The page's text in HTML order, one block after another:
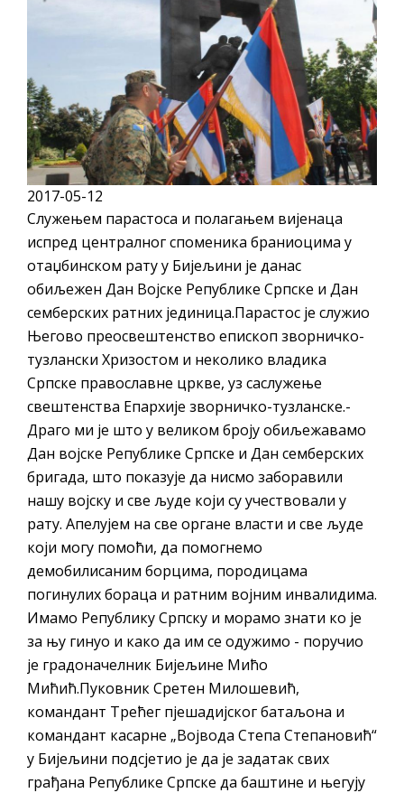
ДОДАТАК ЗА ДЕМОБИЛИСАНЕ БОРЦЕ
ВОЈСКЕ РЕПУБЛИКЕ СРПСКЕ У СТАЊУ
СОЦИЈАЛНЕ ПОТРЕБЕ
ЈАВНИ ПОЗИВ ЗА НАЈЉЕПШЕ УРЕЂЕНО
ДВОРИШТЕ ИНДИВИДУАЛНИХ
ДОМАЋИНСТАВА, ДВОРИШТЕ
ЗАЈЕДНИЦА ЕТАЖНИХ ВЛАСНИКА И ЈАВНИ
ТЕРИТОРИЈИ ГРАДА БИЈЕЉИНА
Oд 27. јула пријем захтјева за новчану
помоћ за набавку школског прибора
основцима
Обрасци захтјева за регресирано
гориво доступни од 13. марта до 15.
новембра
Захтјев за издавање ПОНОСНЕ КАРТИЦЕ
Обавјештење о забрани саобраћаја 6. и
7. августа
Обавјештење за предузетника - Вера
Ујић
ЈАВНИ ПОЗИВ ЗА ПРИЈАВУ
НЕПРОПИСНОГ ОДЛАГАЊА ОТПАДА УЗ
ДОДЈЕЛУ ФИНАНСИЈСКЕ НАГРАДЕ
2017-05-12
Служењем парастоса и полагањем вијенаца
испред централног споменика браниоцима у
отаџбинском рату у Бијељини је данас
обиљежен Дан Војске Републике Српске и Дан
семберских ратних јединица.Парастос је служио
Његово преосвештенство епископ зворничко-
тузлански Хризостом и неколико владика
Српске православне цркве, уз саслужење
свештенства Епархије зворничко-тузланске.-
Драго ми је што у великом броју обиљежавамо
Дан војске Републике Српске и Дан семберских
бригада, што показује да нисмо заборавили
нашу војску и све људе који су учествовали у
рату. Апелујем на све органе власти и све људе
који могу помоћи, да помогнемо
демобилисаним борцима, породицама
погинулих бораца и ратним војним инвалидима.
Имамо Републику Српску и морамо знати ко је
за њу гинуо и како да им се одужимо - поручио
је градоначелник Бијељине Мићо
Мићић.Пуковник Сретен Милошевић,
командант Трећег пјешадијског батаљона и
командант касарне „Војвода Степа Степановић“
у Бијељини подсјетио је да је задатак свих
грађана Републике Српске да баштине и његују